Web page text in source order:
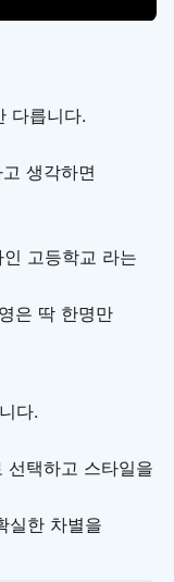
다릅니다.
생각하면
고등학교 라는
은 딱 한명만
다.
선택하고 스타일을
실한 차별을